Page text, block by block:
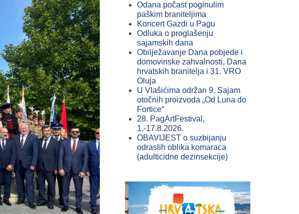
Odana počast poginulim
paškim braniteljima
Koncert Gazdi u Pagu
Odluka o proglašenju
sajamskih dana
Obilježavanje Dana pobjede i
domovinske zahvalnosti, Dana
hrvatskih branitelja i 31. VRO
Oluja
U Vlašićima održan 9. Sajam
otočnih proizvoda „Od Luna do
Fortice“
28. PagArtFestival,
1.-17.8.2026.
OBAVIJEST o suzbijanju
odraslih oblika komaraca
(adulticidne dezinsekcije)